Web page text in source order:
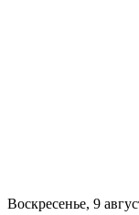
Воскресенье, 9